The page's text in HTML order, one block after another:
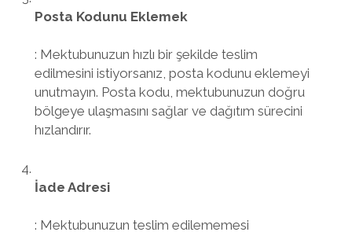
Posta Kodunu Eklemek
: Mektubunuzun hızlı bir şekilde teslim
edilmesini istiyorsanız, posta kodunu eklemeyi
unutmayın. Posta kodu, mektubunuzun doğru
bölgeye ulaşmasını sağlar ve dağıtım sürecini
hızlandırır.
İade Adresi
: Mektubunuzun teslim edilememesi